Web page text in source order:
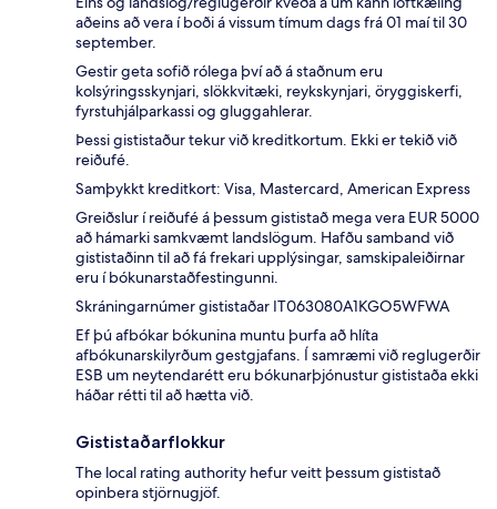
aðeins að vera í boði á vissum tímum dags frá 01 maí til 30
september.
Gestir geta sofið rólega því að á staðnum eru
kolsýringsskynjari, slökkvitæki, reykskynjari, öryggiskerfi,
fyrstuhjálparkassi og gluggahlerar.
Þessi gististaður tekur við kreditkortum. Ekki er tekið við
reiðufé.
Samþykkt kreditkort: Visa, Mastercard, American Express
Greiðslur í reiðufé á þessum gististað mega vera EUR 5000
að hámarki samkvæmt landslögum. Hafðu samband við
gististaðinn til að fá frekari upplýsingar, samskipaleiðirnar
eru í bókunarstaðfestingunni.
Skráningarnúmer gististaðar IT063080A1KGO5WFWA
Ef þú afbókar bókunina muntu þurfa að hlíta
afbókunarskilyrðum gestgjafans. Í samræmi við reglugerðir
ESB um neytendarétt eru bókunarþjónustur gististaða ekki
háðar rétti til að hætta við.
Gististaðarflokkur
The local rating authority hefur veitt þessum gististað
opinbera stjörnugjöf.